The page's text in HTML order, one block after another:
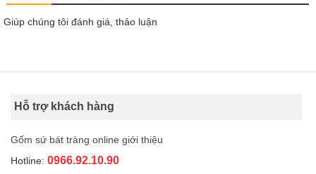
Giúp chúng tôi đánh giá, thảo luận
Hỗ trợ khách hàng
Gốm sứ bát tràng online giới thiệu
Hotline: 0966.92.10.90